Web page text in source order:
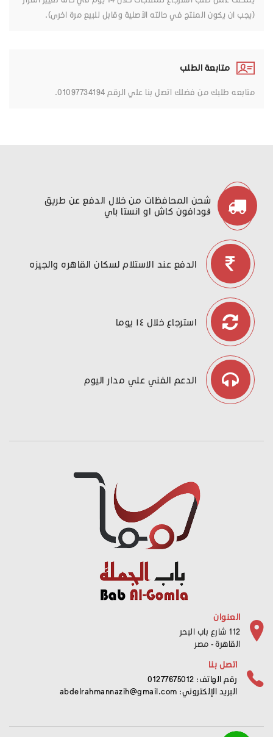
(يجب ان يكون المنتج في حالته الأصلية وقابل للبيع مرة اخرى).
متابعة الطلب
متابعه طلبك من فضلك اتصل بنا علي الرقم 01097734194.
شحن المحافظات من خلال الدفع عن طريق
ڤودافون كاش او انستا باي
الدفع عند الاستلام لسكان القاهره والجيزه
استرجاع خلال ١٤ يوما
الدعم الفني علي مدار اليوم
العنوان
112 شارع باب البحر
القاهرة - مصر
اتصل بنا
رقم الهاتف: 01277675012
البريد الإلكتروني: abdelrahmannazih@gmail.com